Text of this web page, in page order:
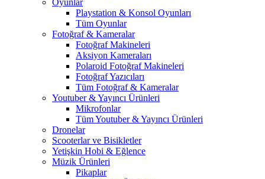
Oyunlar
Playstation & Konsol Oyunları
Tüm Oyunlar
Fotoğraf & Kameralar
Fotoğraf Makineleri
Aksiyon Kameraları
Polaroid Fotoğraf Makineleri
Fotoğraf Yazıcıları
Tüm Fotoğraf & Kameralar
Youtuber & Yayıncı Ürünleri
Mikrofonlar
Tüm Youtuber & Yayıncı Ürünleri
Dronelar
Scooterlar ve Bisikletler
Yetişkin Hobi & Eğlence
Müzik Ürünleri
Pikaplar